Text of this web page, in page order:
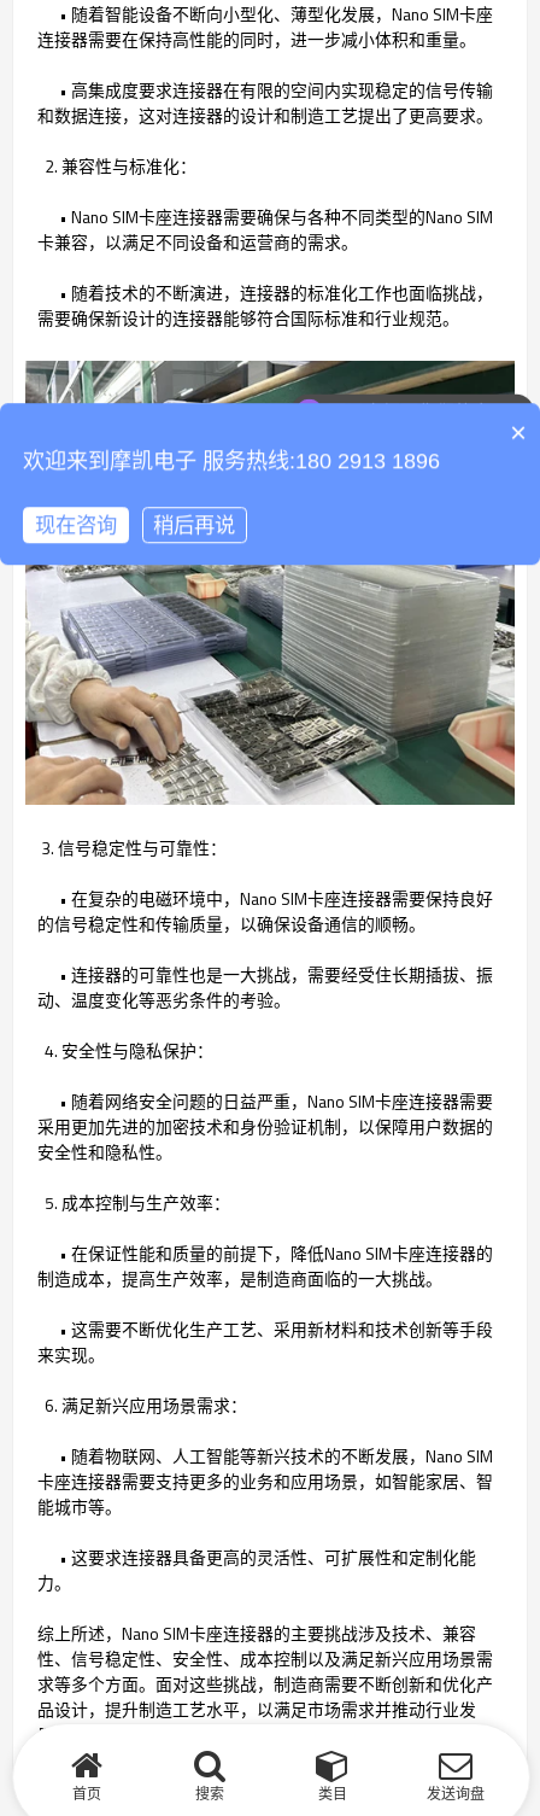
• 随着智能设备不断向小型化、薄型化发展，Nano SIM卡座
连接器需要在保持高性能的同时，进一步减小体积和重量。
• 高集成度要求连接器在有限的空间内实现稳定的信号传输
和数据连接，这对连接器的设计和制造工艺提出了更高要求。
2. 兼容性与标准化：
• Nano SIM卡座连接器需要确保与各种不同类型的Nano SIM
卡兼容，以满足不同设备和运营商的需求。
• 随着技术的不断演进，连接器的标准化工作也面临挑战，
需要确保新设计的连接器能够符合国际标准和行业规范。
3. 信号稳定性与可靠性：
• 在复杂的电磁环境中，Nano SIM卡座连接器需要保持良好
的信号稳定性和传输质量，以确保设备通信的顺畅。
• 连接器的可靠性也是一大挑战，需要经受住长期插拔、振
动、温度变化等恶劣条件的考验。
4. 安全性与隐私保护：
• 随着网络安全问题的日益严重，Nano SIM卡座连接器需要
采用更加先进的加密技术和身份验证机制，以保障用户数据的
安全性和隐私性。
5. 成本控制与生产效率：
• 在保证性能和质量的前提下，降低Nano SIM卡座连接器的
制造成本，提高生产效率，是制造商面临的一大挑战。
• 这需要不断优化生产工艺、采用新材料和技术创新等手段
来实现。
6. 满足新兴应用场景需求：
• 随着物联网、人工智能等新兴技术的不断发展，Nano SIM
卡座连接器需要支持更多的业务和应用场景，如智能家居、智
能城市等。
• 这要求连接器具备更高的灵活性、可扩展性和定制化能
力。
综上所述，Nano SIM卡座连接器的主要挑战涉及技术、兼容
性、信号稳定性、安全性、成本控制以及满足新兴应用场景需
求等多个方面。面对这些挑战，制造商需要不断创新和优化产
品设计，提升制造工艺水平，以满足市场需求并推动行业发
展。
首页 搜索 类目 发送询盘
×
欢迎来到摩凯电子 服务热线:180 2913 1896
现在咨询 稍后再说